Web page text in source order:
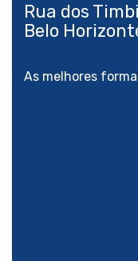
Rua dos
As melhores